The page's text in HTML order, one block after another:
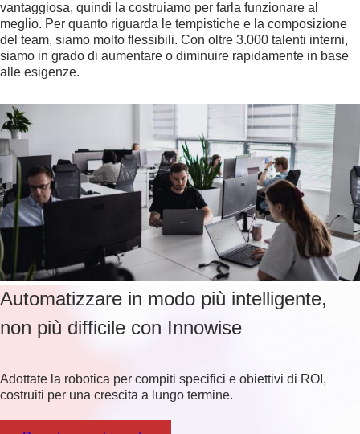
vantaggiosa, quindi la costruiamo per farla funzionare al
meglio. Per quanto riguarda le tempistiche e la composizione
del team, siamo molto flessibili. Con oltre 3.000 talenti interni,
siamo in grado di aumentare o diminuire rapidamente in base
alle esigenze.
Automatizzare in modo più intelligente,
non più difficile con Innowise
Adottate la robotica per compiti specifici e obiettivi di ROI,
costruiti per una crescita a lungo termine.